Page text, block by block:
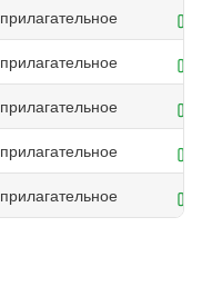
прилагательное
прилагательное
прилагательное
прилагательное
прилагательное